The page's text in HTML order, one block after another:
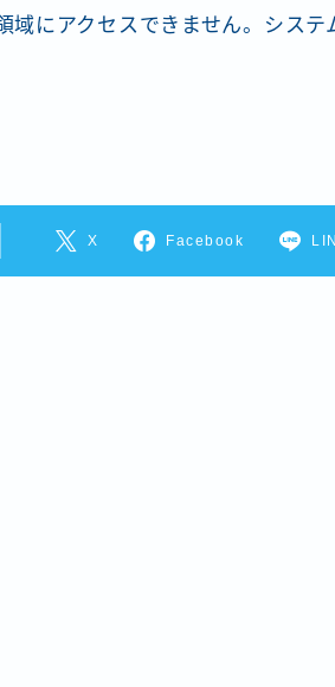
域にアクセスできません。シス
X Facebook